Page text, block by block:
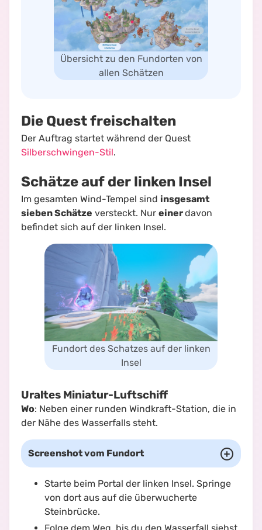
Übersicht zu den Fundorten von
allen Schätzen
Die Quest freischalten
Der Auftrag startet während der Quest
Silberschwingen-Stil.
Schätze auf der linken Insel
Im gesamten Wind-Tempel sind insgesamt
sieben Schätze versteckt. Nur einerdavon
befindet sich auf der linken Insel.
Fundort des Schatzes auf der linken
Insel
Uraltes Miniatur-Luftschiff
Wo: Neben einer runden Windkraft-Station, die in
der Nähe des Wasserfalls steht.
Screenshot vom Fundort
Starte beim Portal der linken Insel. Springe
von dort aus auf die überwucherte
Steinbrücke.
Folge dem Weg, bis du den Wasserfall siehst.